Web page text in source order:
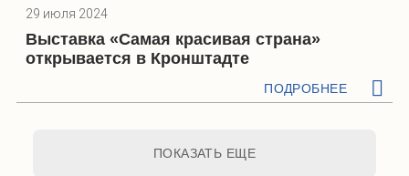
29 июля 2024
Выставка «Самая красивая страна»
открывается в Кронштадте
ПОДРОБНЕЕ
ПОКАЗАТЬ ЕЩЕ